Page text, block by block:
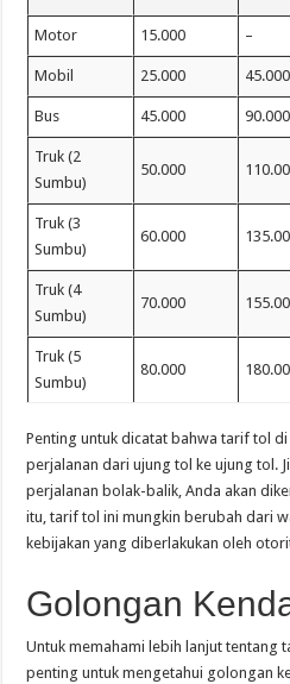
Motor 15.000 –
Mobil 25.000 45.000
Bus 45.000 90.000
Truk (2
Sumbu)
50.000
Truk (3
Sumbu)
60.000
Truk (4
Sumbu)
70.000
Truk (5
Sumbu)
80.000
Penting untuk dicatat bahwa tarif tol
perjalanan dari ujung tol ke ujung tol.
perjalanan bolak-balik, Anda akan
itu, tarif tol ini mungkin berubah dari
kebijakan yang diberlakukan oleh
Golongan
Untuk memahami lebih lanjut tentang
penting untuk mengetahui golongan